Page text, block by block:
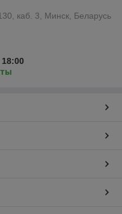
каб. 3, Минск, Беларусь